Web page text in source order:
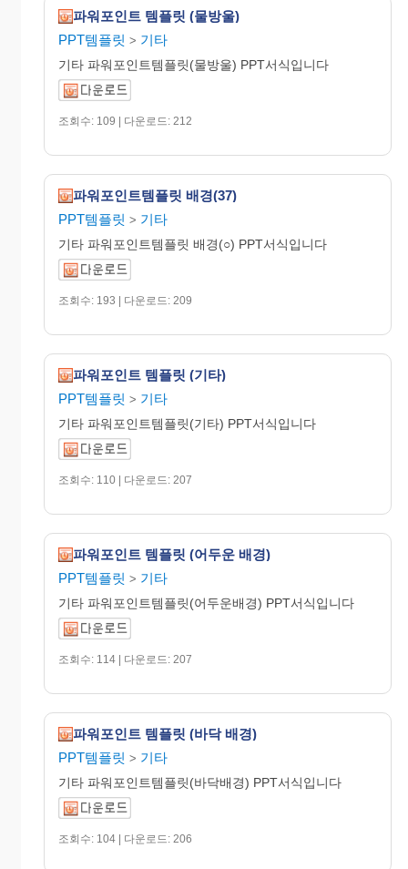
파워포인트 템플릿 (물방울)
PPT템플릿 > 기타
기타 파워포인트템플릿(물방울) PPT서식입니다
조회수: 109 | 다운로드: 212
파워포인트템플릿 배경(37)
PPT템플릿 > 기타
기타 파워포인트템플릿 배경(○) PPT서식입니다
조회수: 193 | 다운로드: 209
파워포인트 템플릿 (기타)
PPT템플릿 > 기타
기타 파워포인트템플릿(기타) PPT서식입니다
조회수: 110 | 다운로드: 207
파워포인트 템플릿 (어두운 배경)
PPT템플릿 > 기타
기타 파워포인트템플릿(어두운배경) PPT서식입니다
조회수: 114 | 다운로드: 207
파워포인트 템플릿 (바닥 배경)
PPT템플릿 > 기타
기타 파워포인트템플릿(바닥배경) PPT서식입니다
조회수: 104 | 다운로드: 206